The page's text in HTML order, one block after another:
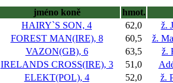
jméno koně
hmot.
HAIRY`S SON, 4 62,0
ž.
FOREST MAN(IRE), 8 60,5
ž.
VAZON(GB), 6 63,5
ž.
IRELANDS CROSS(IRE), 3 51,0
ELEKT(POL), 4 52,0
ž.